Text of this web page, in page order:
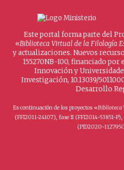
Este portal forma parte del
«Biblioteca Virtual de la Filología
y actualizaciones. Nuevos
155270NB-I00, financiado
Innovación y
Investigación, 10.13039/
Desarrollo
Es continuación de los proyectos «Biblioteca
(FFI2011-24107), fase II (FFI2014-53851-
(PID2020-